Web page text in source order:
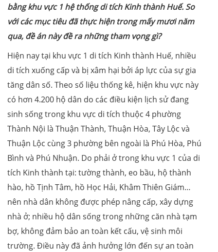
bằng khu vực 1 hệ thống di tích Kinh thành Huế. So
với các mục tiêu đã thực hiện trong mấy mươi năm
qua, đề án này đề ra những tham vọng gì?
Hiện nay tại khu vực 1 di tích Kinh thành Huế, nhiều
di tích xuống cấp và bị xâm hại bởi áp lực của sự gia
tăng dân số. Theo số liệu thống kê, hiện khu vực này
có hơn 4.200 hộ dân do các điều kiện lịch sử đang
sinh sống trong khu vực di tích thuộc 4 phường
Thành Nội là Thuận Thành, Thuận Hòa, Tây Lộc và
Thuận Lộc cùng 3 phường bên ngoài là Phú Hòa, Phú
Bình và Phú Nhuận. Do phải ở trong khu vực 1 của di
tích Kinh thành tại: tường thành, eo bầu, hộ thành
hào, hồ Tịnh Tâm, hồ Học Hải, Khâm Thiên Giám…
nên nhà dân không được phép nâng cấp, xây dựng
nhà ở; nhiều hộ dân sống trong những căn nhà tạm
bợ, không đảm bảo an toàn kết cấu, vệ sinh môi
trường. Điều này đã ảnh hưởng lớn đến sự an toàn